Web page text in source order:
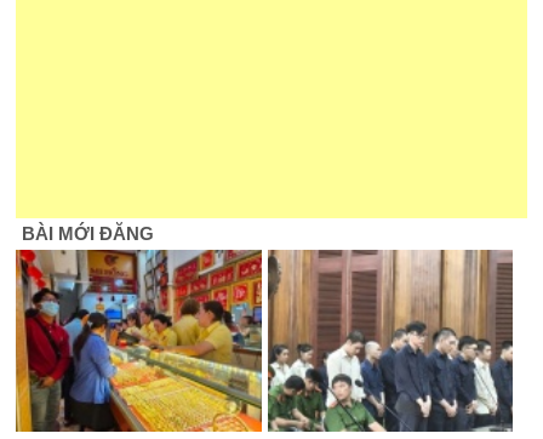
BÀI MỚI ĐĂNG